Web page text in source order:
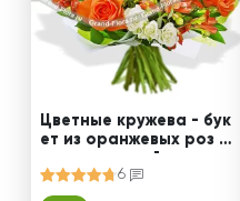
Цветные кружева - бук
ет из оранжевых роз и
6